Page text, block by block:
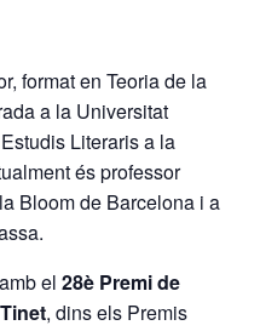
format en Teoria de la
a la Universitat
Literaris a la
és professor
Bloom de Barcelona i a
el 28è Premi de
, dins els Premis